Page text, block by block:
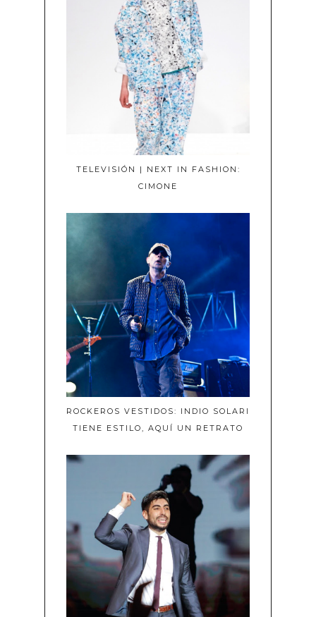
TELEVISIÓN | NEXT IN FASHION:
CIMONE
ROCKEROS VESTIDOS: INDIO SOLARI
TIENE ESTILO, AQUÍ UN RETRATO